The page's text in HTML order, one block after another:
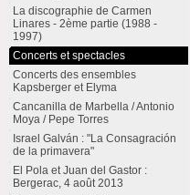
La discographie de Carmen
Linares - 2ème partie (1988 -
1997)
Concerts et spectacles
Concerts des ensembles
Kapsberger et Elyma
Cancanilla de Marbella / Antonio
Moya / Pepe Torres
Israel Galván : "La Consagración
de la primavera"
El Pola et Juan del Gastor :
Bergerac, 4 août 2013